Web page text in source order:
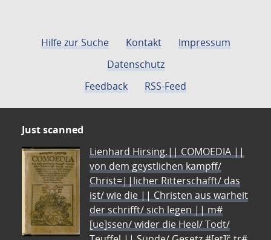
Hilfe zur Suche Kontakt
Impressum
Datenschutz
Feedback
RSS-Feed
Just scanned
Lienhard Hirsing.|| COMOEDIA ||
von dem geystlichen kampff/
Christ=||licher Ritterschafft/ das
ist/ wie die || Christen aus warheit
der schrifft/ sich legen || m#
[ue]ssen/ wider die Heel/ Todt/